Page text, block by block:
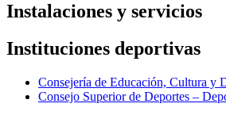
Instalaciones y servicios
Instituciones deportivas
Consejería de Educación, Cultura y
Consejo Superior de Deportes –